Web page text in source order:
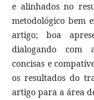
e alinhados no
metodológico bem
artigo; boa
dialogando com
concisas e
os resultados do
artigo para a área